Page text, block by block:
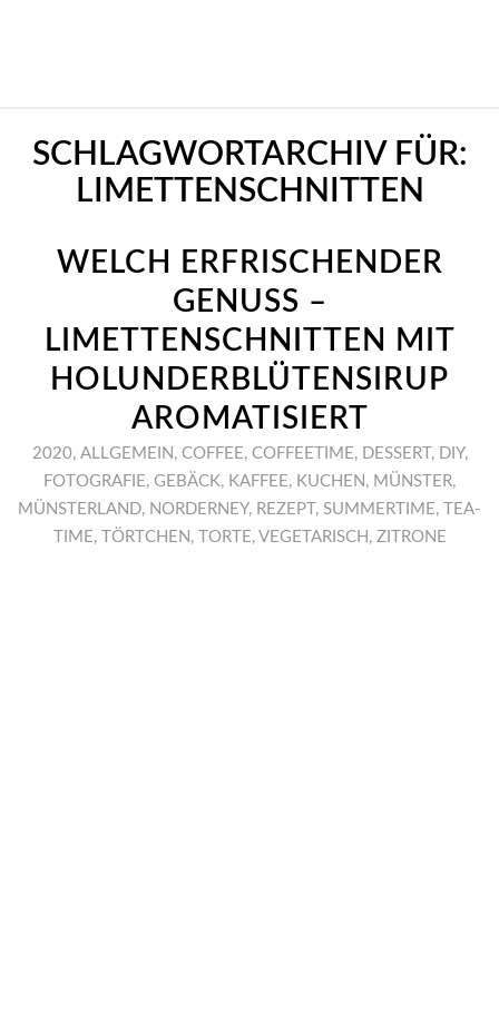
SCHLAGWORTARCHIV FÜR:
LIMETTENSCHNITTEN
WELCH ERFRISCHENDER
GENUSS –
LIMETTENSCHNITTEN MIT
HOLUNDERBLÜTENSIRUP
AROMATISIERT
2020, ALLGEMEIN , COFFEE, COFFEETIME, DESSERT , DIY,
FOTOGRAFIE, GEBÄCK, KAFFEE, KUCHEN , MÜNSTER,
MÜNSTERLAND, NORDERNEY, REZEPT , SUMMERTIME,
TEA-
TIME, TÖRTCHEN , TORTE, VEGETARISCH , ZITRONE